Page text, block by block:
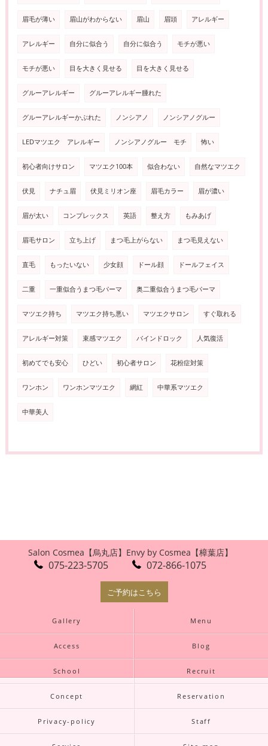
眉毛が薄い 眉山がわからない 眉山 眉頭 アレルギー
アレルギー 自分に似合う 自分に似合う モチが悪い
モチが悪い 目を大きく見せる 目を大きく見せる
グルーアレルギー グルーアレルギー腫れた
グルーアレルギーかぶれた ノンシアノ ノンシアノグルー
LEDマツエク アレルギー ノンシアノグルー モチ 怖い
初心者向けサロン マツエク100本 似合わない 自然なマツエク
伏見 ナチュ眉 伏見ミリオン座 眉毛カラー 眉が濃い
眉が太い コンプレックス 英語 整え方 もみあげ
眉毛サロン 立ち上げ まつ毛上がらない まつ毛見えない
直毛 もったいない 少女顔 ドール顔 ドールフェイス
二重 一重似合うまつ毛パーマ 奥二重似合うまつ毛パーマ
マツエク持ち マツエク持ち悪い マツエクサロン すぐ取れる
アレルギー対策 束感マツエク バインドロック 人気復活
初めてでも安心 ひどい 初心者サロン 花粉症対策
ワンホン ワンホンマツエク 網紅 中華系マツエク
中華美人
Salon Cosmea【烏丸店】
075-223-5705
Envy by Cosmea【樟葉店】
072-866-1075
ご予約はこちら
Gallery Menu
Access Blog
School Recruit
Concept Reservation
Privacy-policy Staff